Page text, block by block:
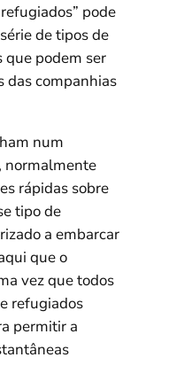
pode
de tipos de
podem ser
das companhias
num
normalmente
rápidas sobre
tipo de
a embarcar
que o
vez que todos
refugiados
permitir a